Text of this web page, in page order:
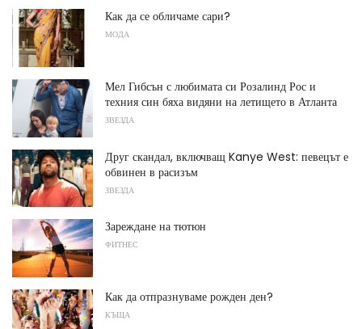
Как да се обличаме сари?
МОДА
Мел Гибсън с любимата си Розалинд Рос и
техния син бяха видяни на летището в Атланта
ЗВЕЗДА
Друг скандал, включващ Kanye West: певецът е
обвинен в расизъм
ЗВЕЗДА
Зареждане на тютюн
ФИТНЕС
Как да отпразнуваме рожден ден?
КЪЩА